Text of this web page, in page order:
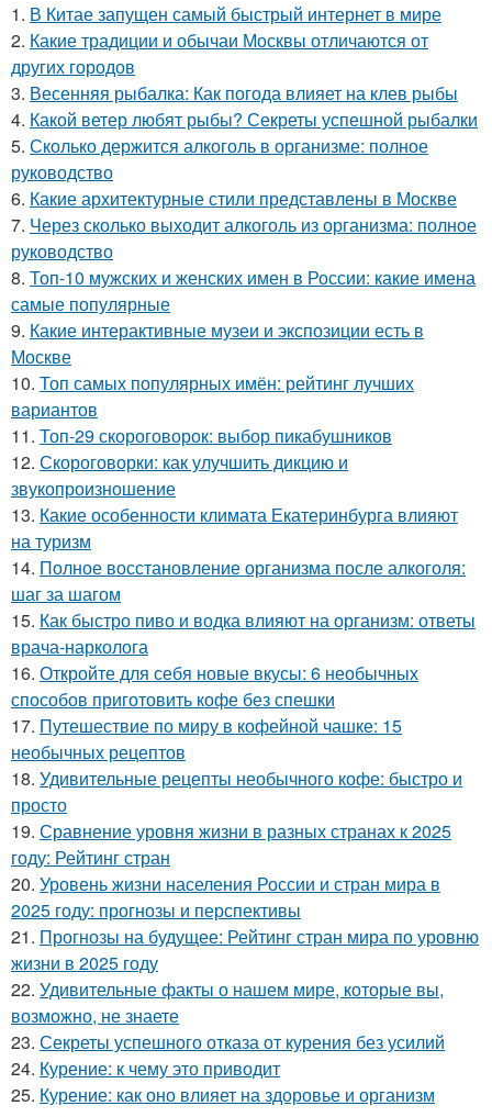
1. В Китае запущен самый быстрый интернет в мире
2. Какие традиции и обычаи Москвы отличаются от
других городов
3. Весенняя рыбалка: Как погода влияет на клев рыбы
4. Какой ветер любят рыбы? Секреты успешной рыбалки
5. Сколько держится алкоголь в организме: полное
руководство
6. Какие архитектурные стили представлены в Москве
7. Через сколько выходит алкоголь из организма: полное
руководство
8. Топ-10 мужских и женских имен в России: какие имена
самые популярные
9. Какие интерактивные музеи и экспозиции есть в
Москве
10. Топ самых популярных имён: рейтинг лучших
вариантов
11. Топ-29 скороговорок: выбор пикабушников
12. Скороговорки: как улучшить дикцию и
звукопроизношение
13. Какие особенности климата Екатеринбурга влияют
на туризм
14. Полное восстановление организма после алкоголя:
шаг за шагом
15. Как быстро пиво и водка влияют на организм: ответы
врача-нарколога
16. Откройте для себя новые вкусы: 6 необычных
способов приготовить кофе без спешки
17. Путешествие по миру в кофейной чашке: 15
необычных рецептов
18. Удивительные рецепты необычного кофе: быстро и
просто
19. Сравнение уровня жизни в разных странах к 2025
году: Рейтинг стран
20. Уровень жизни населения России и стран мира в
2025 году: прогнозы и перспективы
21. Прогнозы на будущее: Рейтинг стран мира по уровню
жизни в 2025 году
22. Удивительные факты о нашем мире, которые вы,
возможно, не знаете
23. Секреты успешного отказа от курения без усилий
24. Курение: к чему это приводит
25. Курение: как оно влияет на здоровье и организм